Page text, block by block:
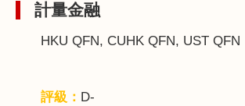
計量金融
HKU QFN, CUHK QFN, UST QFN
評級： D-